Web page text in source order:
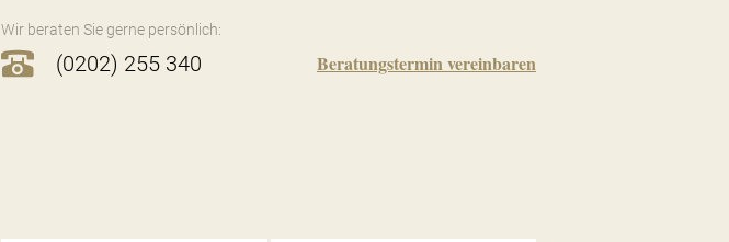
Wir beraten Sie gerne persönlich:
(0202) 255 340 Beratungstermin vereinbaren